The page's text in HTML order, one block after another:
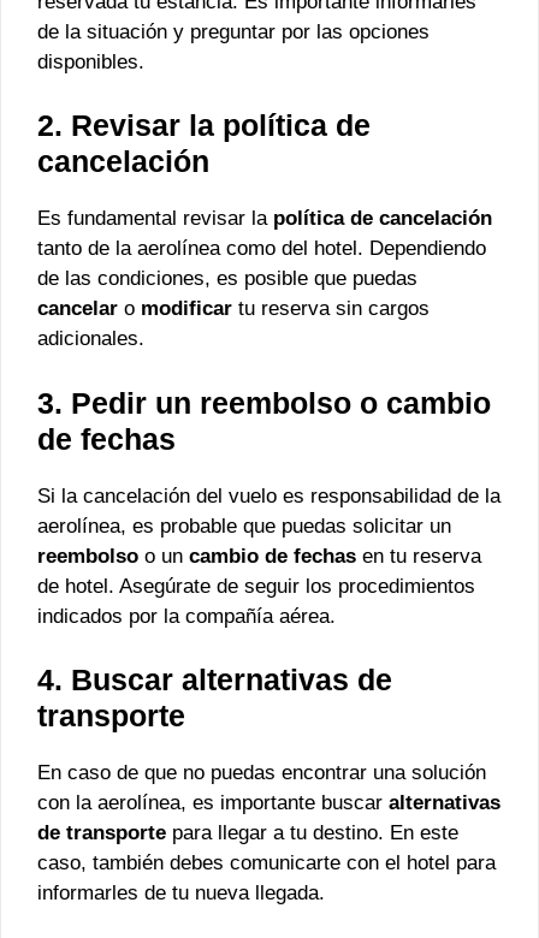
de la situación y preguntar por las opciones
disponibles.
2. Revisar la política de
cancelación
Es fundamental revisar la política de cancelación
tanto de la aerolínea como del hotel. Dependiendo
de las condiciones, es posible que puedas
cancelar o modificar tu reserva sin cargos
adicionales.
3. Pedir un reembolso o cambio
de fechas
Si la cancelación del vuelo es responsabilidad de la
aerolínea, es probable que puedas solicitar un
reembolso o un cambio de fechas en tu reserva
de hotel. Asegúrate de seguir los procedimientos
indicados por la compañía aérea.
4. Buscar alternativas de
transporte
En caso de que no puedas encontrar una solución
con la aerolínea, es importante buscar alternativas
de transporte para llegar a tu destino. En este
caso, también debes comunicarte con el hotel para
informarles de tu nueva llegada.